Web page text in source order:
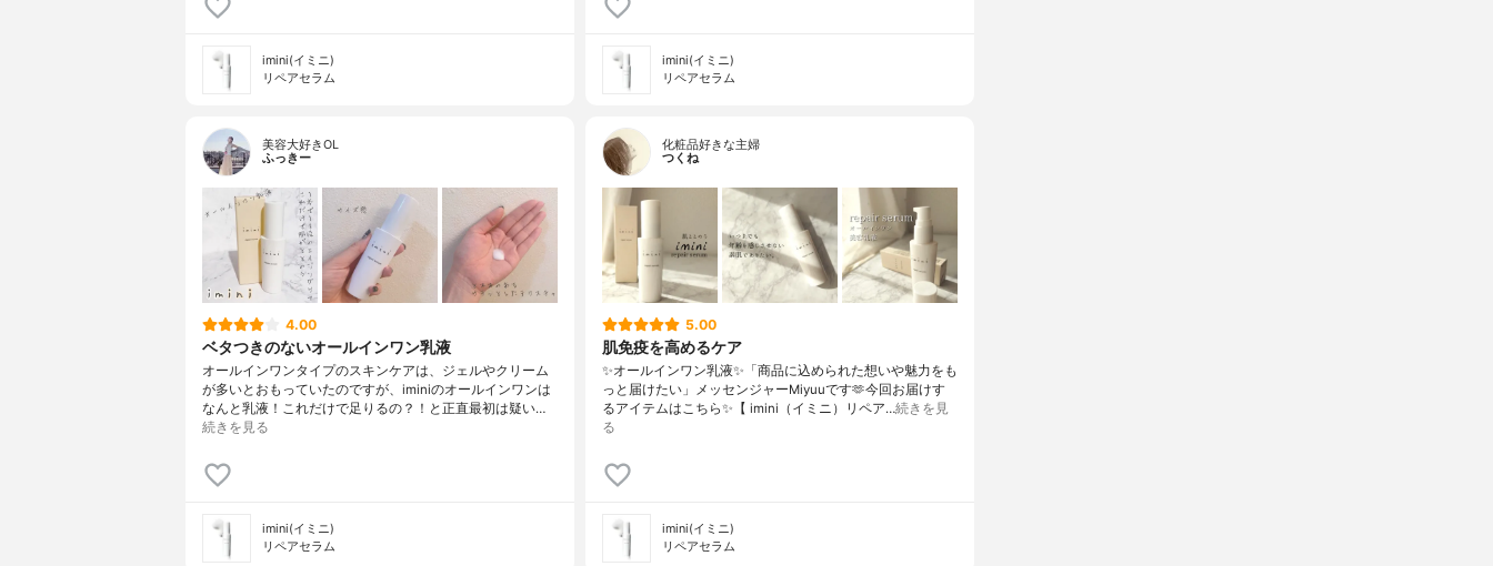
imini(イミニ)
リペアセラム
imini(イミニ)
リペアセラム
美容大好きOL
ふっきー
4.00
ベタつきのないオールインワン乳液
オールインワンタイプのスキンケアは、ジェルやクリーム
が多いとおもっていたのですが、iminiのオールインワンは
なんと乳液！これだけで足りるの？！と正直最初は疑い…
続きを見る
imini(イミニ)
リペアセラム
化粧品好きな主婦
つくね
5.00
肌免疫を高めるケア
✨オールインワン乳液✨「商品に込められた想いや魅力をも
っと届けたい」メッセンジャーMiyuuです🫶今回お届けす
るアイテムはこちら✨【 imini（イミニ）リペア…続きを見
る
imini(イミニ)
リペアセラム